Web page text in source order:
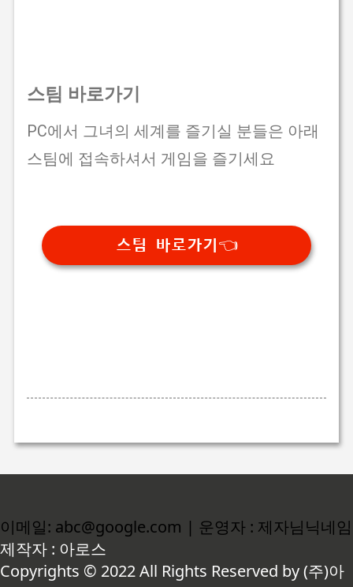
스팀 바로가기
PC에서 그녀의 세계를 즐기실 분들은 아래
스팀에 접속하셔서 게임을 즐기세요
스팀 바로가기👈
이메일: abc@google.com | 운영자 : 제자님닉네임
제작자 : 아로스
Copyrights © 2022 All Rights Reserved by (주)아